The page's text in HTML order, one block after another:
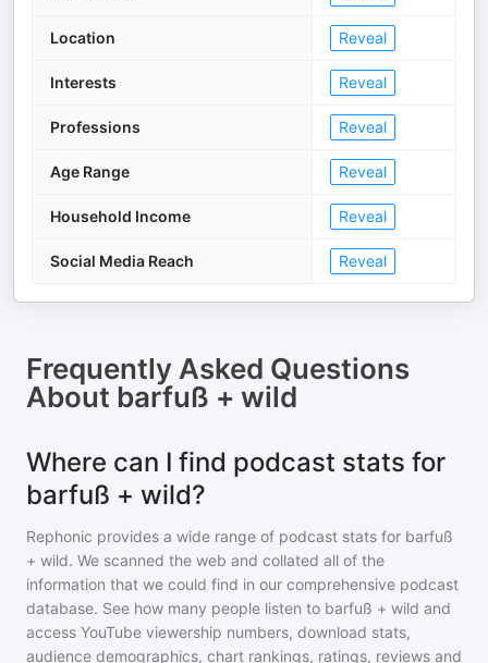
Location Reveal
Interests Reveal
Professions Reveal
Age Range Reveal
Household Income Reveal
Social Media Reach Reveal
Frequently Asked Questions
About barfuß + wild
Where can I find podcast stats for
barfuß + wild?
Rephonic provides a wide range of podcast stats for barfuß
+ wild. We scanned the web and collated all of the
information that we could find in our comprehensive podcast
database. See how many people listen to barfuß + wild and
access YouTube viewership numbers, download stats,
audience demographics, chart rankings, ratings, reviews and